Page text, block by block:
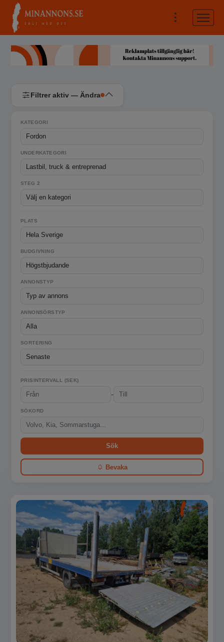
Filtrer aktiv — Ändra
KATEGORI
UNDERKATEGORI
STEG 2
PLATS
BUDGIVNING
ANNONSTYP
ANNONSÖRSTYP
SORTERING
PRISINTERVALL (SEK)
-
SÖKORD
Sök
Bevaka